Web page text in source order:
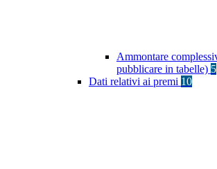
Ammontare
pubblicare in tabelle) 5
Dati relativi ai premi 10